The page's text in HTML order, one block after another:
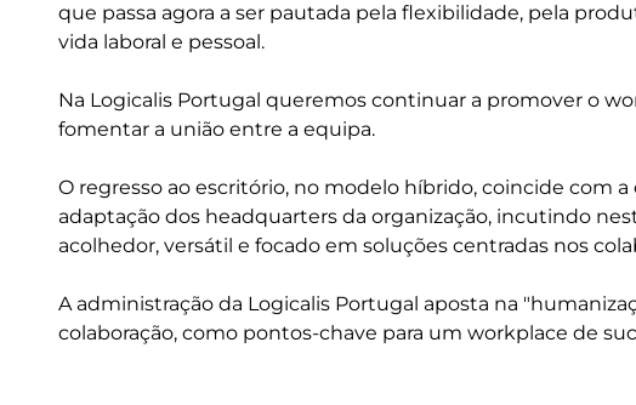
que passa agora a ser pautada pela flexibilidade, pela
vida laboral e pessoal.
Na Logicalis Portugal queremos continuar a promover o
fomentar a união entre a equipa.
O regresso ao escritório, no modelo híbrido, coincide com
adaptação dos headquarters da organização, incutindo
acolhedor, versátil e focado em soluções centradas nos
A administração da Logicalis Portugal aposta na
colaboração, como pontos-chave para um workplace de